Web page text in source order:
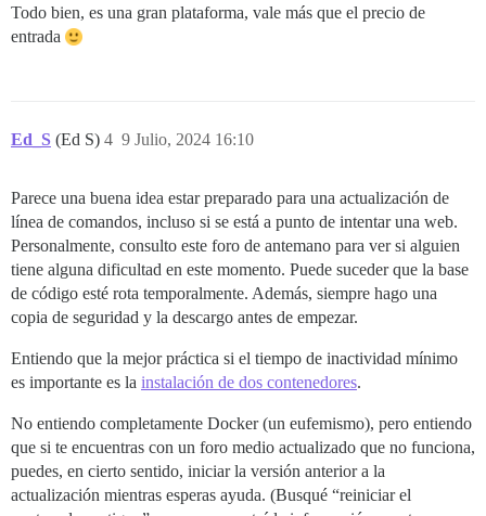
Todo bien, es una gran plataforma, vale más que el precio de
entrada
Ed_S (Ed S) 9 Julio, 2024 16:10
4
Parece una buena idea estar preparado para una actualización de
línea de comandos, incluso si se está a punto de intentar una web.
Personalmente, consulto este foro de antemano para ver si alguien
tiene alguna dificultad en este momento. Puede suceder que la base
de código esté rota temporalmente. Además, siempre hago una
copia de seguridad y la descargo antes de empezar.
Entiendo que la mejor práctica si el tiempo de inactividad mínimo
es importante es la instalación de dos contenedores.
No entiendo completamente Docker (un eufemismo), pero entiendo
que si te encuentras con un foro medio actualizado que no funciona,
puedes, en cierto sentido, iniciar la versión anterior a la
actualización mientras esperas ayuda. (Busqué “reiniciar el